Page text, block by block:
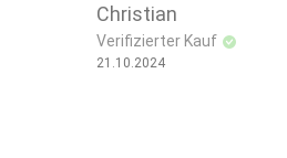
Christian
Verifizierter Kauf
21.10.2024